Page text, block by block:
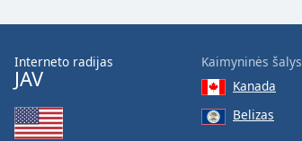
Text
Interneto radijas
JAV
Kaimyninės šalys
Kanada
Belizas